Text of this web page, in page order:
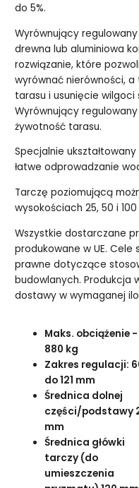
do 5%.
Wyrównujący
drewna lub aluminiowa
rozwiązanie, które
wyrównać nierówności,
tarasu i usunięcie wilgoci
Wyrównujący
żywotność tarasu.
Specjalnie
łatwe odprowadzanie
Tarczę poziomującą
wysokościach 25, 50 i 100
Wszystkie dostarczane
produkowane w UE. Cele
prawne dotyczące
budowlanych. Produkcja
dostawy w wymaganej
Maks. obciążenie
880 kg
Zakres regulacji:
do 121 mm
Średnica dolnej
części/podstawy
mm
Średnica główki
tarczy (do
umieszczenia